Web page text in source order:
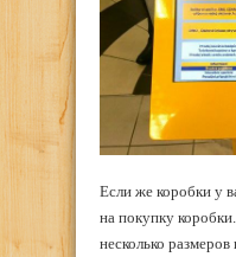
Если же коробки у
на покупку
несколько